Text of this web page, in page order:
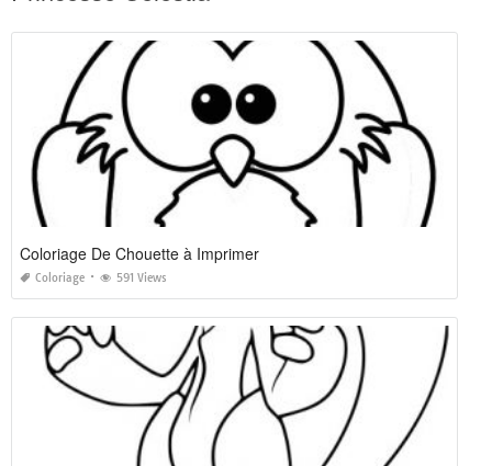
Coloriage De Chouette à Imprimer
Coloriage 591 Views